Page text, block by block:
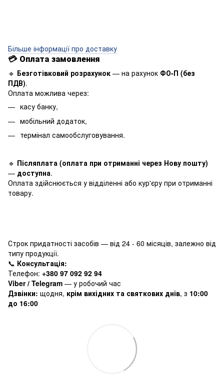
Більше інформації про доставку
💳 Оплата замовлення
🔹 Безготівковий розрахунок — на рахунок ФО-П (без
ПДВ).
Оплата можлива через:
касу банку,
мобільний додаток,
термінал самообслуговування.
🔹 Післяплата (оплата при отриманні через Нову пошту)
— доступна.
Оплата здійснюється у відділенні або кур'єру при отриманні
товару.
Строк придатності засобів — від 24 - 60 місяців, залежно від
типу продукції.
📞 Консультація:
Телефон: +380 97 092 92 94
Viber / Telegram — у робочий час
Дзвінки: щодня, крім вихідних та святкових днів, з 10:00
до 16:00